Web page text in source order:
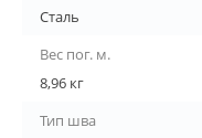
Сталь
Вес пог. м.
8,96 кг
Тип шва